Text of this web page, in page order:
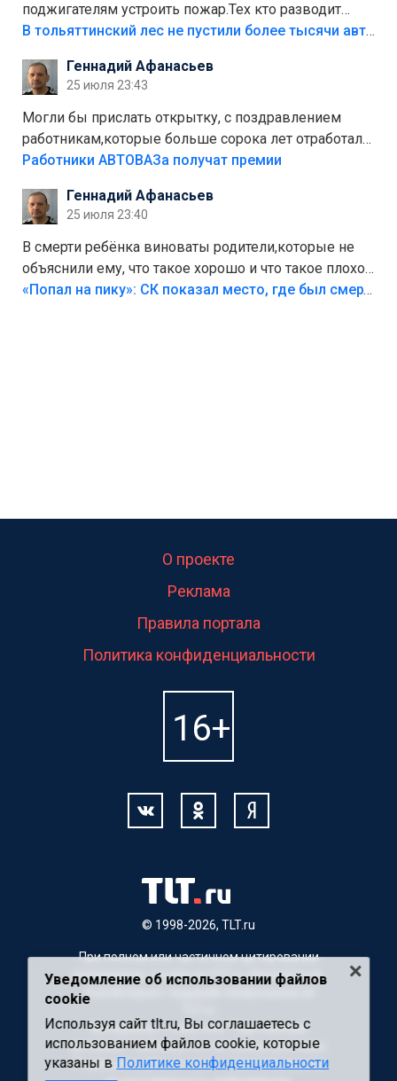
поджигателям устроить пожар.Тех кто разводит
костры,тех надо безбожно штрафовать.Камер полно
Штрафы мизерные.
В тольяттинский лес не пустили более тысячи автомобилей
Геннадий Афанасьев
25 июля 23:43
Могли бы прислать открытку, с поздравлением
работникам,которые больше сорока лет отработали
на предприятии.
Работники АВТОВАЗа получат премии
Геннадий Афанасьев
25 июля 23:40
В смерти ребёнка виноваты родители,которые не
объяснили ему, что такое хорошо и что такое плохо!
Лезть через такой забор,верх безумия,есть же
«Попал на пику»: СК показал место, где был смертельно травмирован ребенок в Тольятти
© 1998-2026, TLT.ru
О проекте
Реклама
Правила портала
Политика конфиденциальности
При полном или частичном цитировании
материалов, ссылка на TLT.ru обязательна.
Для Интернет-изданий гиперссылка на
Материалы с пометкой "Партнерский
материал" публикуются на правах рекламы.
Редакция сайта не несет ответственности
Уведомление об использовании файлов
cookie
Используя сайт tlt.ru, Вы соглашаетесь с
использованием файлов cookie, которые
указаны в Политике конфиденциальности